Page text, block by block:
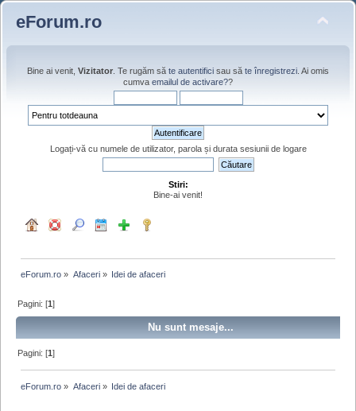
eForum.ro
Bine ai venit, Vizitator . Te rugăm să te autentifici sau să te înregistrezi . Ai omis
cumva emailul de activare??
Logați-vă cu numele de utilizator, parola și durata sesiunii de logare
Stiri:
Bine-ai venit!
eForum.ro » Afaceri» Idei de afaceri
Pagini: [1]
Nu sunt mesaje...
Pagini: [1]
eForum.ro » Afaceri» Idei de afaceri